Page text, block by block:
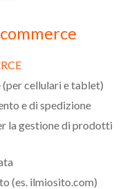
cellulari e tablet)
e di spedizione
la gestione di prodotti
(es. ilmiosito.com)